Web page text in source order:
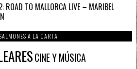
ROAD TO MALLORCA LIVE – MARIBEL
A LA CARTA
CINE Y MÚSICA